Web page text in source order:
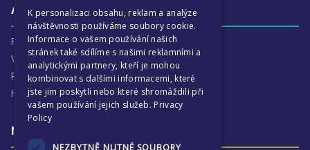
Aktivity
Proč je ECP tak zajímavé
Výchovná péče
Program :more
Harmonogram školního
Naše výsledky a příběhy
K personalizaci obsahu, reklam a analýze
návštěvnosti používáme soubory cookie.
Informace o vašem používání našich
stránek také sdílíme s našimi reklamními a
analytickými partnery, kteří je mohou
kombinovat s dalšími informacemi, které
jste jim poskytli nebo které shromáždili při
vašem používání jejich služeb. Privacy
Policy
NEZBYTNĚ NUTNÉ SOUBORY